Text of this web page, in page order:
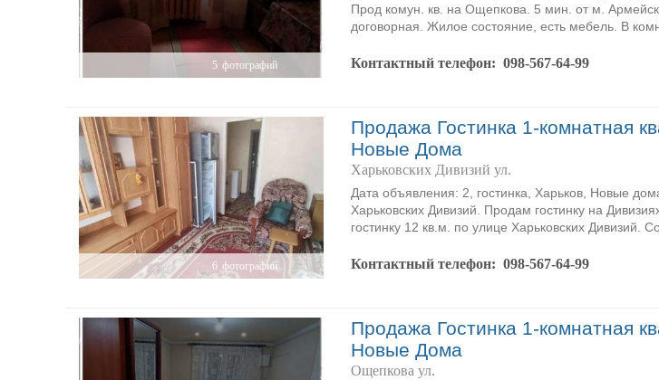
фотографий
5
Прод комун. кв. на Ощепкова. 5 мин. от м.
договорная. Жилое состояние, есть мебель. В
Контактный телефон: 098-567-64-99
фотографий
6
Продажа Гостинка 1-комнатная
Новые Дома
Харьковских Дивизий ул.
Дата объявления: 2, гостинка, Харьков, Новые
Харьковских Дивизий. Продам гостинку на
гостинку 12 кв.м. по улице Харьковских Дивизий.
Контактный телефон: 098-567-64-99
Продажа Гостинка 1-комнатная
Новые Дома
Ощепкова ул.